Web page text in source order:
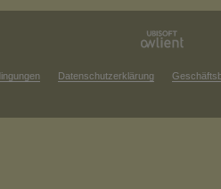
Datenschutzerklärung